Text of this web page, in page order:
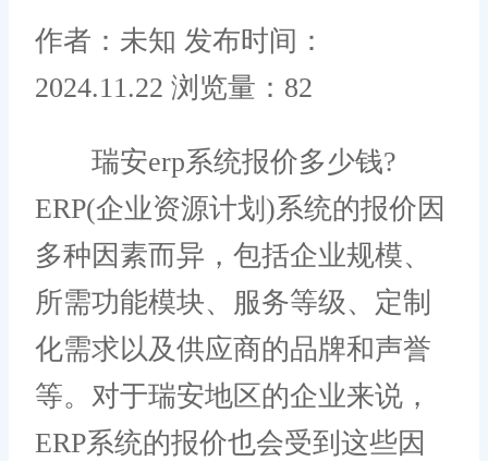
作者：未知 发布时间：
2024.11.22 浏览量：82
瑞安erp系统报价多少钱?
ERP(企业资源计划)系统的报价因
多种因素而异，包括企业规模、
所需功能模块、服务等级、定制
化需求以及供应商的品牌和声誉
等。对于瑞安地区的企业来说，
ERP系统的报价也会受到这些因